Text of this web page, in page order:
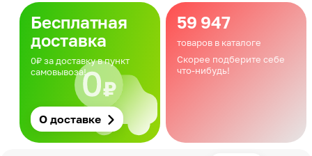
Бесплатная
доставка
0₽ за доставку в пункт
самовывоза!
О доставке
59 947
товаров в каталоге
Скорее подберите себе
что-нибудь!